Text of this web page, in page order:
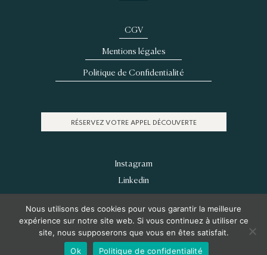
CGV
Mentions légales
Politique de Confidentialité
RÉSERVEZ VOTRE APPEL DÉCOUVERTE
Instagram
Linkedin
Pinterest
Behance
© Soone Cheylan 2022 | Tous droits réservés
Nous utilisons des cookies pour vous garantir la meilleure
expérience sur notre site web. Si vous continuez à utiliser ce
site, nous supposerons que vous en êtes satisfait.
Ok
Politique de confidentialité